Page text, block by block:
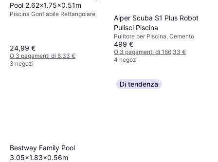
Pool 2.62x1.75x0.51m
Piscina Gonfiabile Rettangolare
24,99 €
O 3 pagamenti di 8,33 €
3 negozi
Aiper Scuba S1 Plus Robot
Pulisci Piscina
Pulitore per Piscina, Cemento
499 €
O 3 pagamenti di 166,33 €
4 negozi
Bestway Family Pool
3.05x1.83x0.56m
Di tendenza